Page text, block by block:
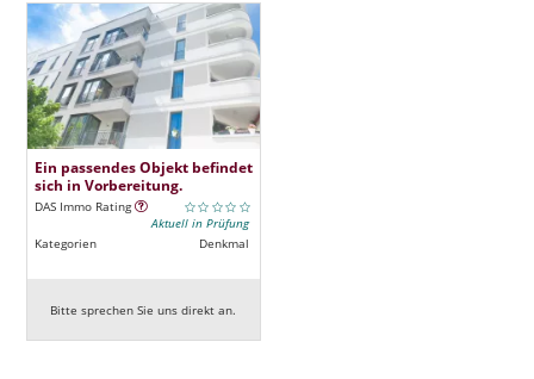
Ein passendes Objekt befindet
sich in Vorbereitung.
DAS Immo Rating
Aktuell in Prüfung
Kategorien
Denkmal
Bitte sprechen Sie uns direkt an.